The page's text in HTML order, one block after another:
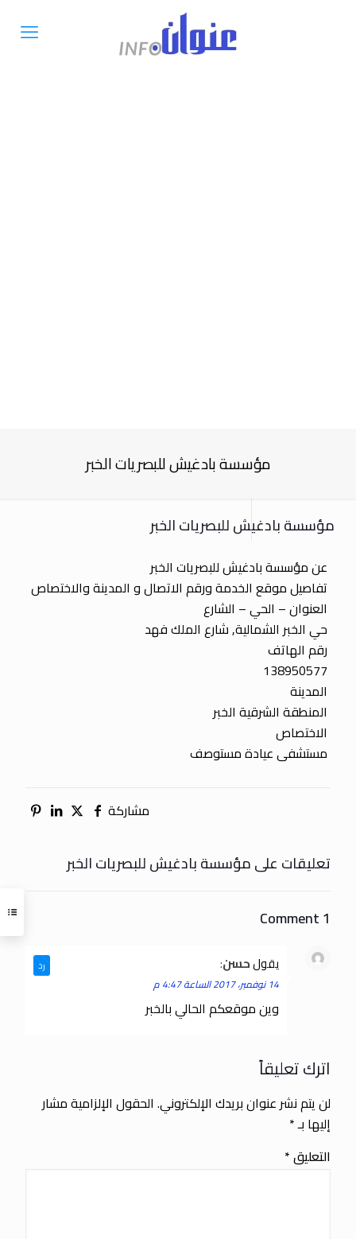
مؤسسة بادغيش للبصريات الخبر
مؤسسة بادغيش للبصريات الخبر
عن مؤسسة بادغيش للبصريات الخبر
تفاصيل موقع الخدمة ورقم الاتصال و المدينة والاختصاص
العنوان – الحي – الشارع
حي الخبر الشمالية, شارع الملك فهد
رقم الهاتف
138950577
المدينة
المنطقة الشرقية الخبر
الاختصاص
مستشفى عيادة مستوصف
مشاركة
تعليقات على مؤسسة بادغيش للبصريات الخبر
1 Comment
يقولحسن:
14 نوفمبر، 2017 الساعة 4:47 م
وين موقعكم الحالي بالخبر
رد
اترك تعليقاً
لن يتم نشر عنوان بريدك الإلكتروني. الحقول الإلزامية مشار
إليها بـ*
التعليق*